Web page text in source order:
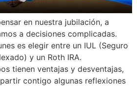
en nuestra jubilación, a
a decisiones complicadas.
es elegir entre un IUL (Seguro
y un Roth IRA.
tienen ventajas y desventajas,
contigo algunas reflexiones